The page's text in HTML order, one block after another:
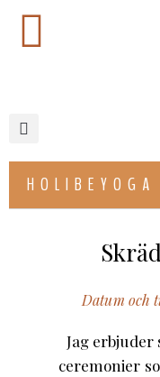
HOLIBEYOGA
Datum och
Jag erbjuder
ceremonier